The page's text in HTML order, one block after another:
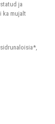
ja
ka mujalt